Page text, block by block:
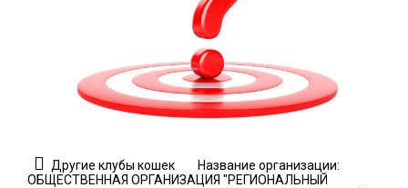
Другие клубы кошек
Название организации:
ОБЩЕСТВЕННАЯ ОРГАНИЗАЦИЯ "РЕГИОНАЛЬНЫЙ